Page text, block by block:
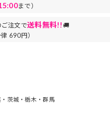
まで）
注文で送料無料!!🚚
690円）
茨城・栃木・群馬